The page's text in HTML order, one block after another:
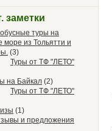
заметки
туры на
море из Тольятти и
(3)
Туры от ТФ "ЛЕТО"
на Байкал (2)
Туры от ТФ "ЛЕТО"
(1)
и предложения